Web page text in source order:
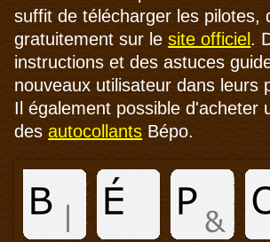
suffit de télécharger les pilotes,
gratuitement sur lesite officiel.
instructions et des astuces
nouveaux utilisateur dans leurs
Il également possible d'acheter
desautocollants Bépo.